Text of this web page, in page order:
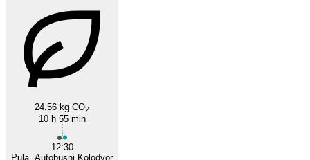
24.56 kg CO2
10 h 55 min
12:30
Pula, Autobusni Kolodvor